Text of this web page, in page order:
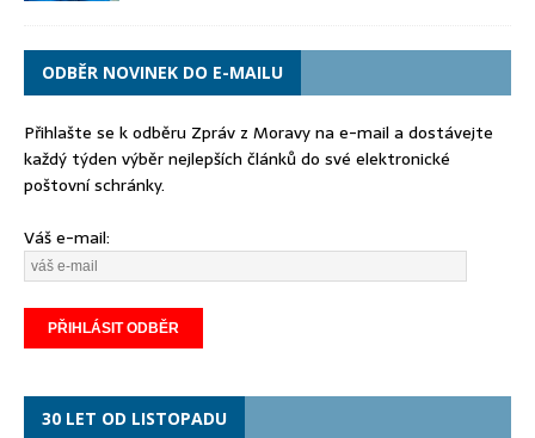
ODBĚR NOVINEK DO E-MAILU
Přihlašte se k odběru Zpráv z Moravy na e-mail a dostávejte
každý týden výběr nejlepších článků do své elektronické
poštovní schránky.
Váš e-mail:
30 LET OD LISTOPADU